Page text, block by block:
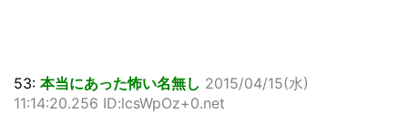
53: 本当にあった怖い名無し 2015/04/15(水)
11:14:20.256 ID:lcsWpOz+0.net